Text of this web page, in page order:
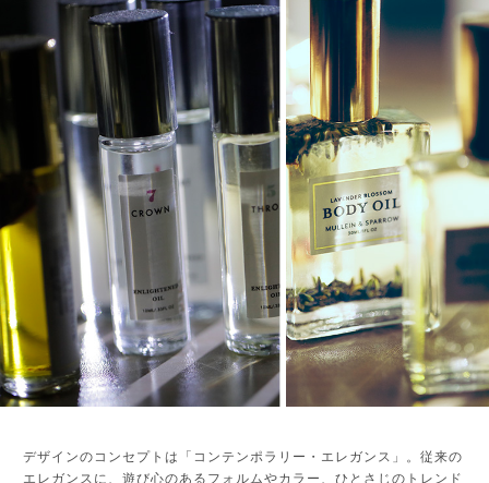
デザインのコンセプトは「コンテンポラリー・エレガンス」。従来の
エレガンスに、遊び心のあるフォルムやカラー、ひとさじのトレンド